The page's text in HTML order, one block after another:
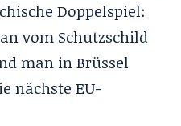
Doppelspiel:
vom Schutzschild
man in Brüssel
nächste EU-